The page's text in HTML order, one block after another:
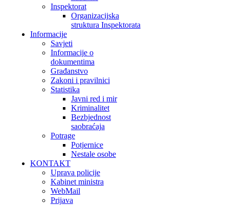
Inspektorat
Organizacijska
struktura Inspektorata
Informacije
Savjeti
Informacije o
dokumentima
Građanstvo
Zakoni i pravilnici
Statistika
Javni red i mir
Kriminalitet
Bezbjednost
saobraćaja
Potrage
Potjernice
Nestale osobe
KONTAKT
Uprava policije
Kabinet ministra
WebMail
Prijava